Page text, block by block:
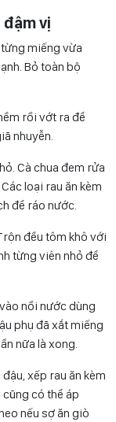
vị
miếng vừa
Bỏ toàn bộ
rồi vớt ra để
nhuyễn.
Cà chua đem rửa
loại rau ăn kèm
để ráo nước.
đều tôm khô với
từng viên nhỏ để
nồi nước dùng
phụ đã xắt miếng
nữa là xong.
xếp rau ăn kèm
có thể áp
nếu sợ ăn giò